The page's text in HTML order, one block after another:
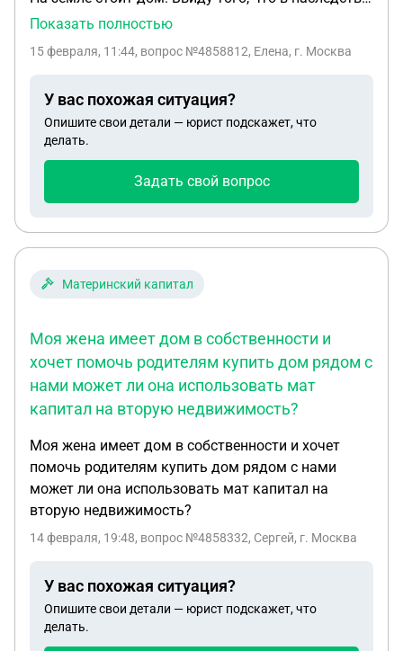
на тот земельный участок никто не вступал,
выморочное имущество. Но для этого им нужно
техпаспорт БТИ делать не будет, так как он
ветхий. Хочу сохранить этот дом, он принадлежал
двоюродному деду. Дед погиб в ВОВ в 1943, но
Наследников у них нет. Дом подлежит ремонту,
сделали ветхим, чтобы снести. Как сохранить дом
доказать в суде.
Показать полностью
15 февраля, 11:44, вопрос №4858812, Елена, г. Москва
У вас похожая ситуация?
Опишите свои детали — юрист подскажет, что
делать.
Задать свой вопрос
Материнский капитал
Моя жена имеет дом в собственности и
хочет помочь родителям купить дом рядом с
нами может ли она использовать мат
капитал на вторую недвижимость?
Моя жена имеет дом в собственности и хочет
помочь родителям купить дом рядом с нами
может ли она использовать мат капитал на
вторую недвижимость?
14 февраля, 19:48, вопрос №4858332, Сергей, г. Москва
У вас похожая ситуация?
Опишите свои детали — юрист подскажет, что
делать.